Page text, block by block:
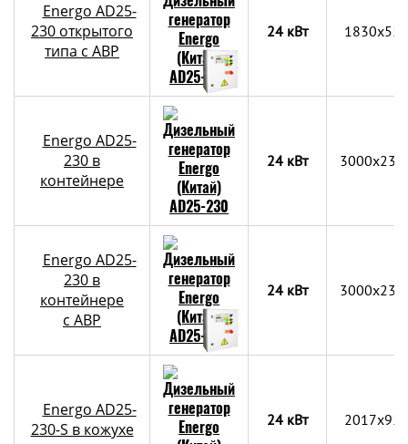
Energo AD25-
230 открытого
типа с АВР
24 кВт
Energo AD25-
230 в
контейнере
24 кВт
Energo AD25-
230 в
контейнере
c АВР
24 кВт
Energo AD25-
230-S в кожухе
24 кВт